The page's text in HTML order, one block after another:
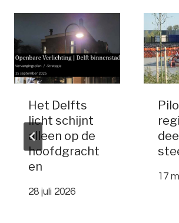
Het Delfts
licht schijnt
alleen op de
hoofdgracht
en
28 juli 2026
17